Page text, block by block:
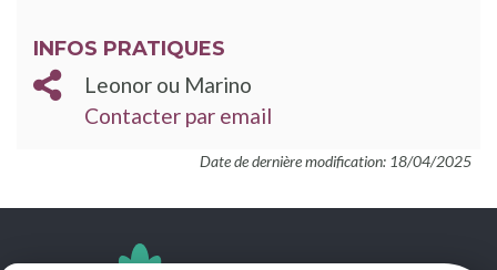
INFOS PRATIQUES
Leonor ou Marino
Contacter par email
Date de dernière modification: 18/04/2025